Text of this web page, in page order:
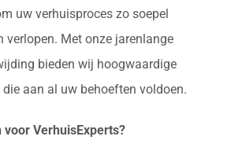
uw verhuisproces zo soepel
verlopen. Met onze jarenlange
bieden wij hoogwaardige
aan al uw behoeften voldoen.
VerhuisExperts?